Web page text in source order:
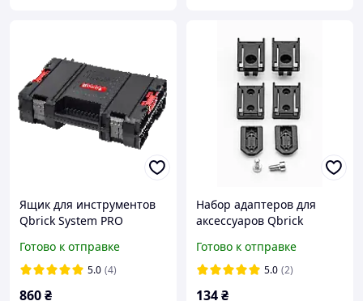
Ящик для инструментов
Qbrick System PRO
Готово к отправке
5.0 (4)
860₴
Набор адаптеров для
аксессуаров Qbrick
Connectors Set 3,
Z260615PG011
Готово к отправке
5.0 (2)
134₴